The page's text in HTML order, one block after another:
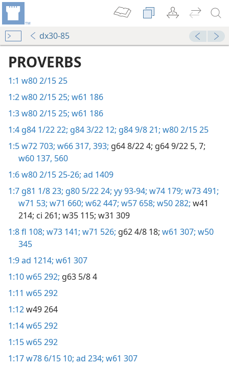
dx30-85
PROVERBS
1:1 w80 2/15 25
1:2w80 2/15 25; w61 186
1:3w80 2/15 25; w61 186
1:4 g84 1/22 22; g84 3/22 12; g84 9/8 21; w80 2/15 25
1:5w72 703; w66 317, 393; g64 8/22 4; g64 9/22 5, 7;
w60 137, 560
1:6w80 2/15 25-26; ad 1409
1:7 g81 1/8 23; g80 5/22 24; yy 93-94; w74 179; w73 491;
w71 53; w71 660; w62 447; w57 658; w50 282; w41
214; ci 261; w35 115; w31 309
1:8fl 108; w73 141; w71 526; g62 4/8 18; w61 307; w50
345
1:9ad 1214; w61 307
1:10w65 292; g63 5/8 4
1:11 w65 292
1:12w49 264
1:14w65 292
1:15w65 292
1:17w78 6/15 10; ad 234; w61 307